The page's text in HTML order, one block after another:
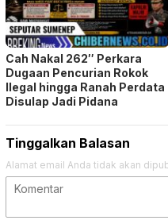
Cah Nakal 262″ Perkara
Dugaan Pencurian Rokok
Ilegal hingga Ranah Perdata
Disulap Jadi Pidana
Tinggalkan Balasan
Alamat email Anda tidak akan